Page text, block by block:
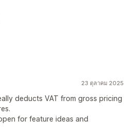
23 ตุลาคม 2025
deducts VAT from gross pricing
for feature ideas and